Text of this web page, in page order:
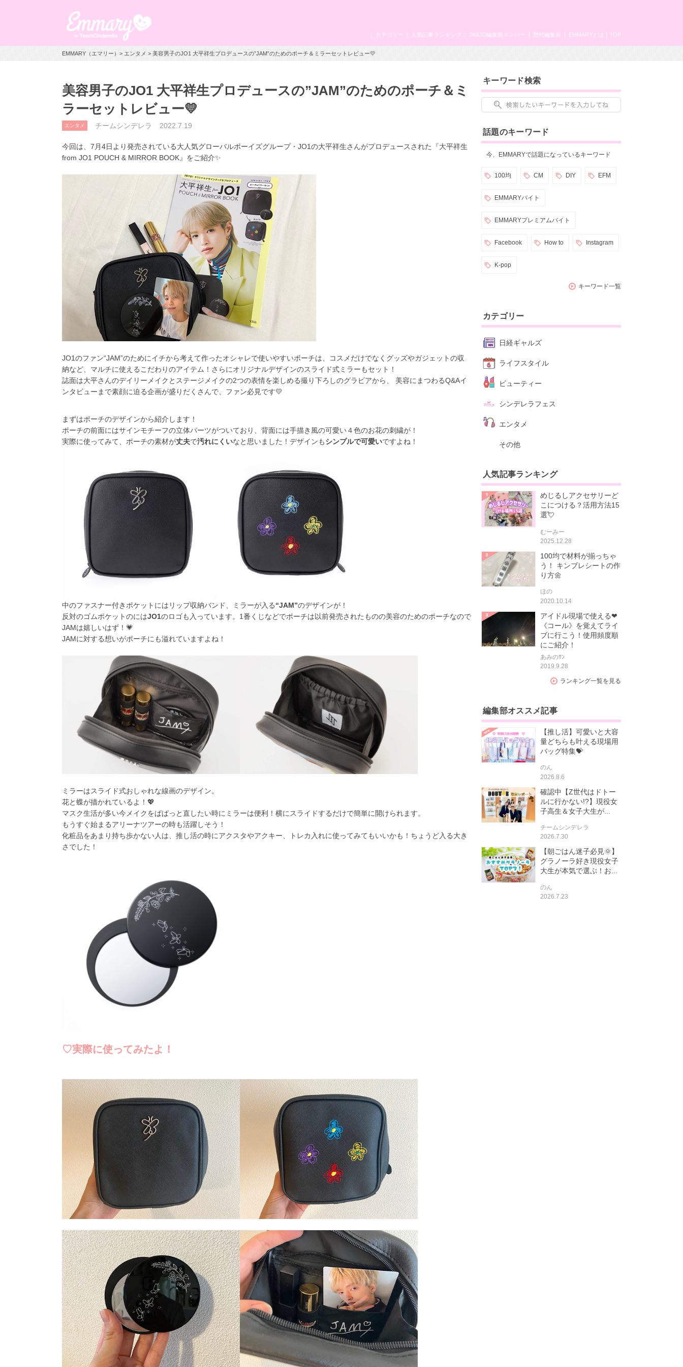
TOP
EMMARYとは
歴代編集長
JK&JD編集部メンバー
人気記事ランキング
カテゴリー
EMMARY（エマリー）>エンタメ> 美容男子のJO1 大平祥生プロデュースの”JAM”のためのポーチ＆ミラーセットレビュー💛
美容男子のJO1 大平祥生プロデュースの”JAM”のためのポーチ＆ミ
ラーセットレビュー💛
エンタメ チームシンデレラ 2022.7.19
今回は、7月4日より発売されている大人気グローバルボーイズグループ・JO1の大平祥生さんがプロデュースされた
『大平祥生
from JO1 POUCH & MIRROR BOOK』をご紹介✨
JO1のファン“JAM”のためにイチから考えて作ったオシャレで使いやすいポーチは、コスメだけでなくグッズやガジェットの収
納など、マルチに使えるこだわりのアイテム！さらにオリジナルデザインのスライド式ミラーもセット！
誌面は大平さんのデイリーメイクとステージメイクの2つの表情を楽しめる撮り下ろしのグラビアから、 美容にまつわるQ&Aイ
ンタビューまで素顔に迫る企画が盛りだくさんで、ファン必見です💛
まずはポーチのデザインから紹介します！
ポーチの前面にはサインモチーフの立体パーツがついており、背面には手描き風の可愛い４色のお花の刺繍が！
実際に使ってみて、ポーチの素材が丈夫で汚れにくいなと思いました！デザインもシンプルで可愛いですよね！
中のファスナー付きポケットにはリップ収納バンド、ミラーが入る“JAM”のデザインが！
反対のゴムポケットのにはJO1のロゴも入っています。1番くじなどでポーチは以前発売されたものの美容のためのポーチなので
JAMは嬉しいはず！💗
JAMに対する想いがポーチにも溢れていますよね！
ミラーはスライド式おしゃれな線画のデザイン。
花と蝶が描かれているよ！💖
マスク生活が多い今メイクをぱぱっと直したい時にミラーは便利！横にスライドするだけで簡単に開けられます。
もうすぐ始まるアリーナツアーの時も活躍しそう！
化粧品をあまり持ち歩かない人は、推し活の時にアクスタやアクキー、トレカ入れに使ってみてもいいかも！ちょうど入る大き
さでした！
♡実際に使ってみたよ！
キーワード検索
話題のキーワード
今、EMMARYで話題になっているキーワード
100均 CM DIY EFM
EMMARYバイト
EMMARYプレミアムバイト
Facebook How to Instagram
K-pop
キーワード一覧
カテゴリー
日経ギャルズ
ライフスタイル
ビューティー
シンデレラフェス
エンタメ
その他
人気記事ランキング
めじるしアクセサリーど
こにつける？活用方法15
選💘
むーみー
2025.12.28
100均で材料が揃っちゃ
う！ キンブレシートの作
り方🌼
ほの
2020.10.14
アイドル現場で使える❤
《コール》を覚えてライ
ブに行こう！使用頻度順
にご紹介！
あみのｻﾝ
2019.9.28
ランキング一覧を見る
編集部オススメ記事
【推し活】可愛いと大容
量どちらも叶える現場用
バッグ特集💝
のん
2026.8.6
確認中【Z世代はドトー
ルに行かない!?】現役女
子高生＆女子大生が...
チームシンデレラ
2026.7.30
【朝ごはん迷子必見🌞】
グラノーラ好き現役女子
大生が本気で選ぶ！お...
のん
2026.7.23